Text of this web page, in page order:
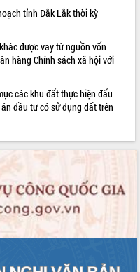
tỉnh Đắk Lắk thời kỳ
được vay từ nguồn vốn
hàng Chính sách xã hội với
các khu đất thực hiện đấu
đầu tư có sử dụng đất trên